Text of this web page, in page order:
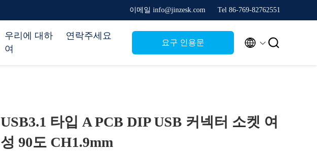
이메일 info@jinzesk.com Tel 86-769-82762551
우리에 대하
여
연락주세요
요구 인용문  
USB3.1 타입 A PCB DIP USB 커넥터 소켓 여
성 90도 CH1.9mm